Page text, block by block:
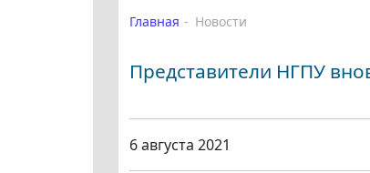
Главная Новости
Представители НГПУ
6 августа 2021